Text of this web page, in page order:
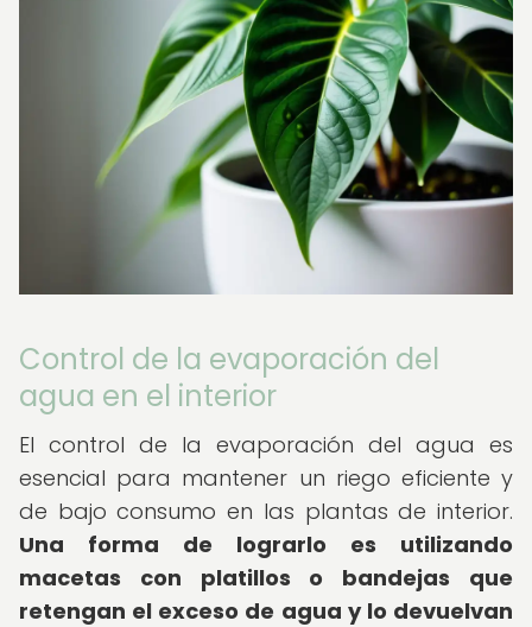
Control de la evaporación del
agua en el interior
El control de la evaporación del agua es
esencial para mantener un riego eficiente y
de bajo consumo en las plantas de interior.
Una forma de lograrlo es utilizando
macetas con platillos o bandejas que
retengan el exceso de agua y lo devuelvan